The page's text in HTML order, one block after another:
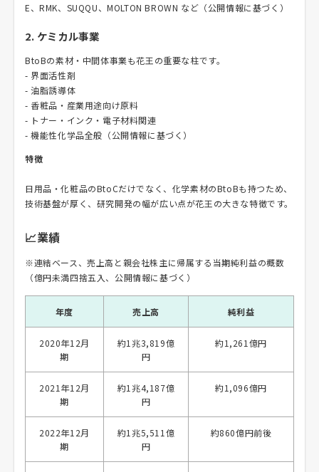
E、RMK、SUQQU、MOLTON BROWN など（公開情報に基づく）
2. ケミカル事業
BtoBの素材・中間体事業も花王の重要な柱です。
- 界面活性剤
- 油脂誘導体
- 香粧品・産業用途向け原料
- トナー・インク・電子材料関連
- 機能性化学品全般（公開情報に基づく）
特徴
日用品・化粧品のBtoCだけでなく、化学素材のBtoBも持つため、
技術基盤が厚く、研究開発の幅が広い点が花王の大きな特徴です。
📈業績
※連結ベース、売上高と親会社株主に帰属する当期純利益の概数
（億円未満四捨五入、公開情報に基づく）
年度 売上高 純利益
2020年12月
期
約1兆3,819億
円
約1,261億円
2021年12月
期
約1兆4,187億
円
約1,096億円
2022年12月
期
約1兆5,511億
円
約860億円前後